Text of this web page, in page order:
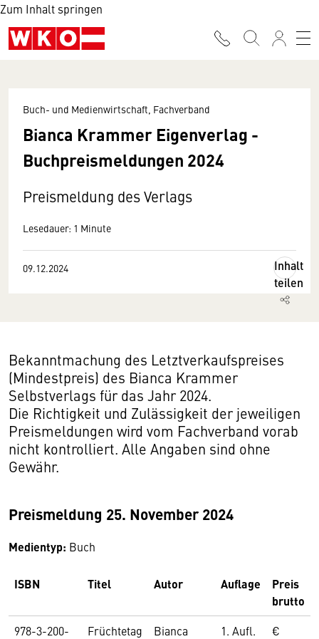
Zum Inhalt springen
Buch- und Medienwirtschaft, Fachverband
Bianca Krammer Eigenverlag -
Buchpreismeldungen 2024
Preismeldung des Verlags
Lesedauer: 1 Minute
09.12.2024
Inhalt
teilen
Bekanntmachung des Letztverkaufspreises
(Mindestpreis) des Bianca Krammer
Selbstverlags für das Jahr 2024.
Die Richtigkeit und Zulässigkeit der jeweiligen
Preismeldungen wird vom Fachverband vorab
nicht kontrolliert. Alle Angaben sind ohne
Gewähr.
Preismeldung 25. November 2024
Medientyp: Buch
ISBN Titel Autor Auflage
Preis
brutto
978-3-200-
Früchtetag
Bianca
1. Aufl.
€